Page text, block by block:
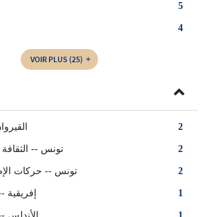
5
4
VOIR PLUS (25)
2
2 تونس -- الثقافة -- 1961م-
2 تونس -- حركات
1